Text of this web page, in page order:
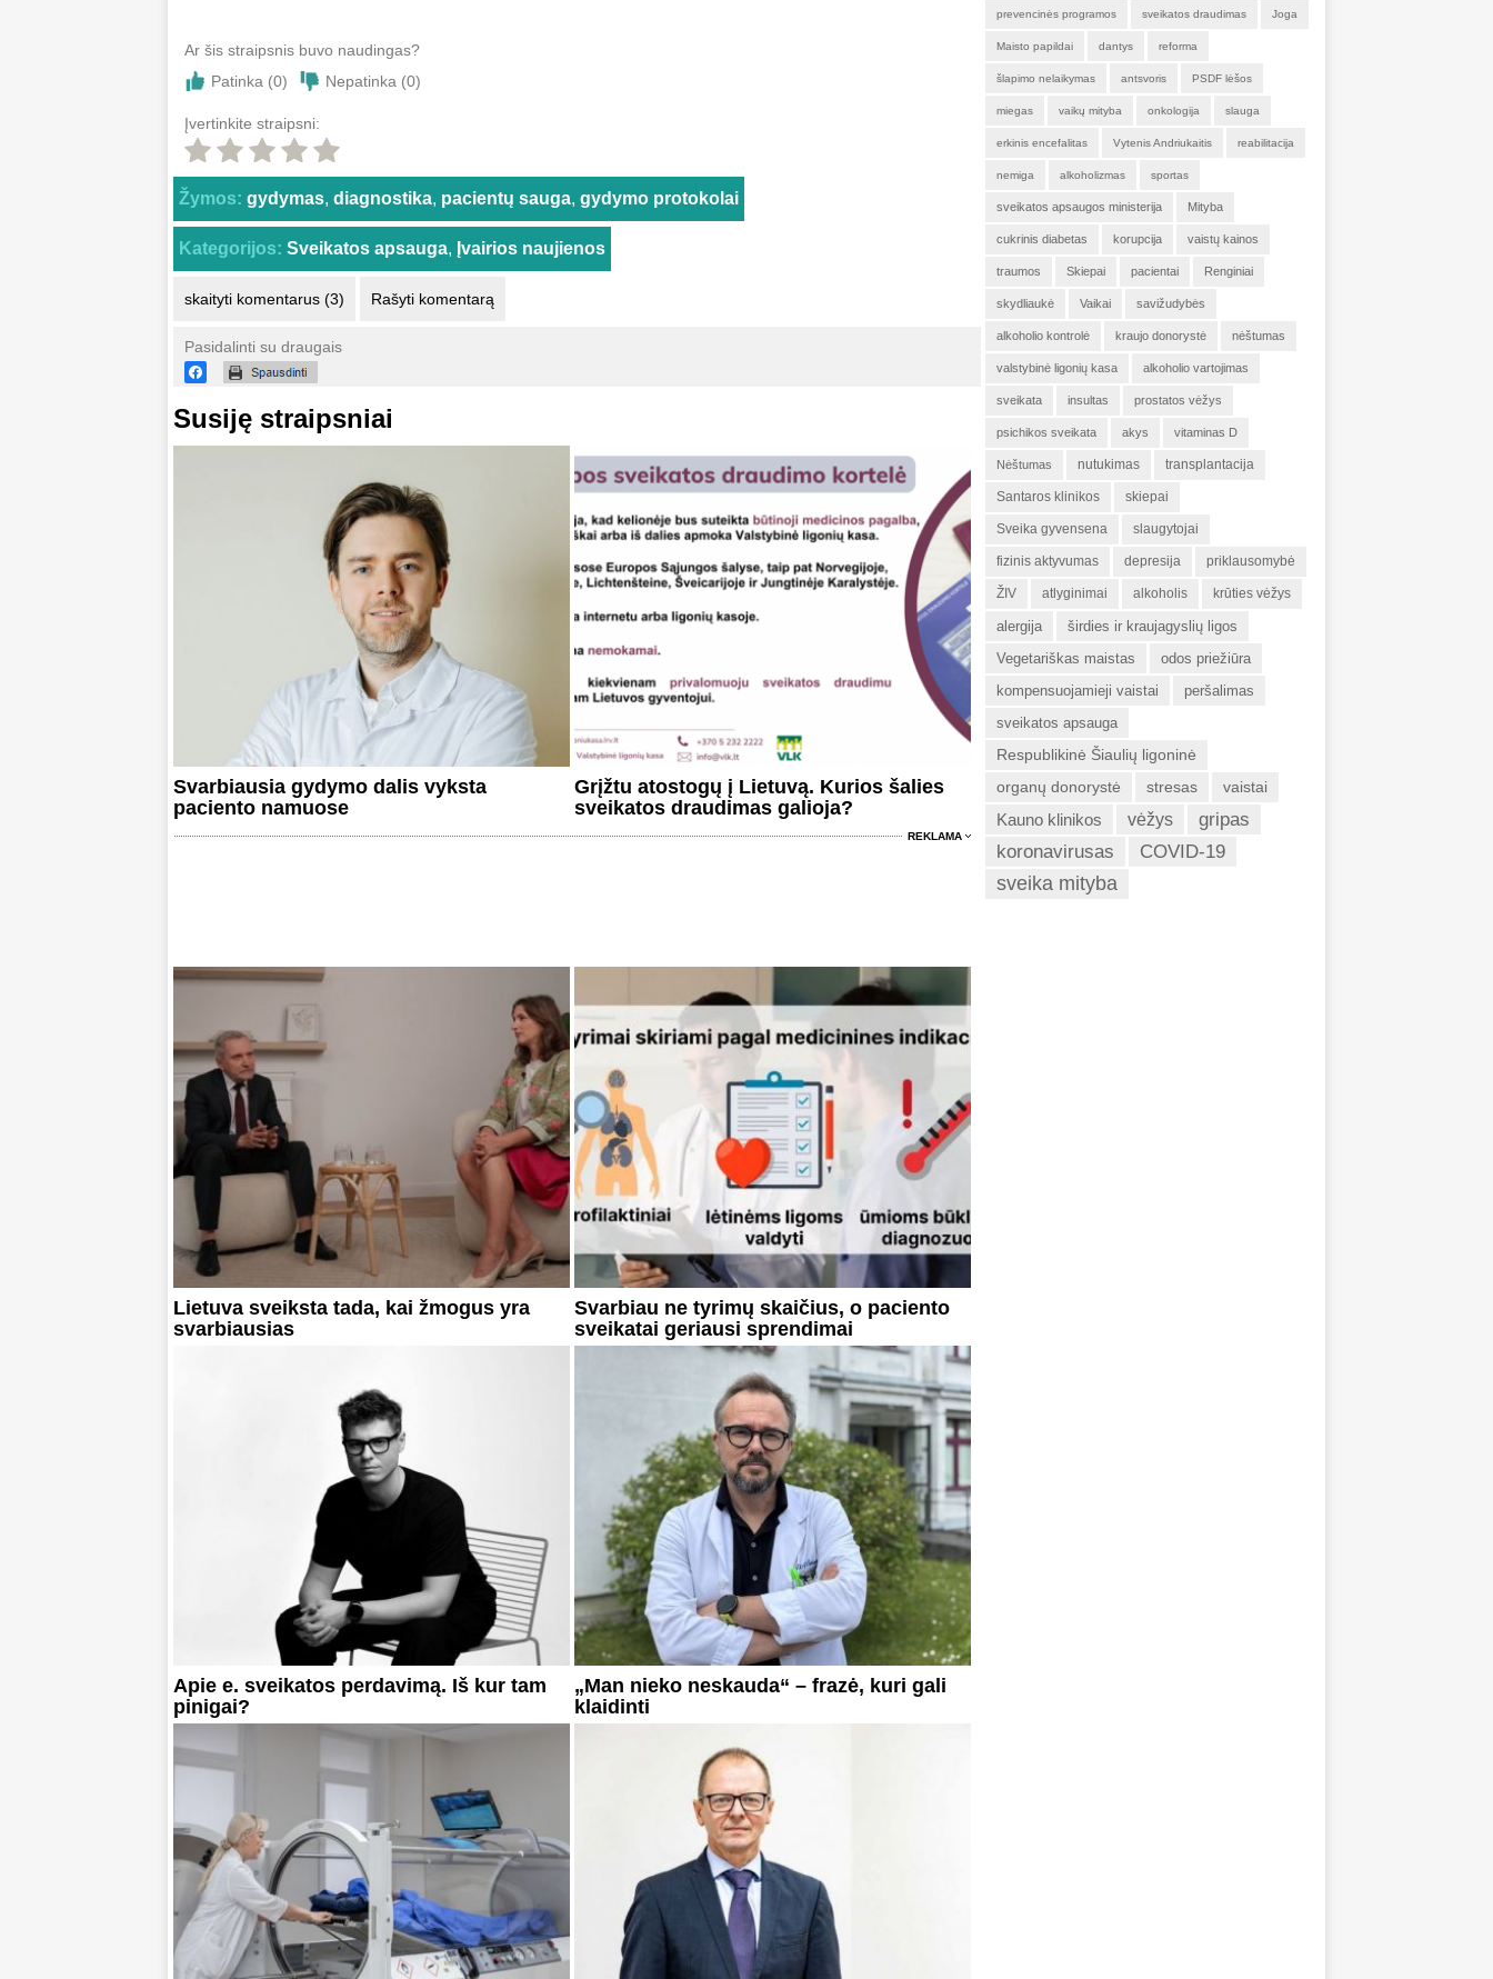
Ar šis straipsnis buvo naudingas?
Patinka (0) Nepatinka (0)
Įvertinkite straipsni:
Žymos: gydymas, diagnostika, pacientų sauga, gydymo protokolai
Kategorijos: Sveikatos apsauga, Įvairios naujienos
skaityti komentarus (3) Rašyti komentarą
Pasidalinti su draugais
Susiję straipsniai
Svarbiausia gydymo dalis vyksta
paciento namuose
Grįžtu atostogų į Lietuvą. Kurios šalies
sveikatos draudimas galioja?
REKLAMA
Lietuva sveiksta tada, kai žmogus yra
svarbiausias
Svarbiau ne tyrimų skaičius, o paciento
sveikatai geriausi sprendimai
Apie e. sveikatos perdavimą. Iš kur tam
pinigai?
„Man nieko neskauda“ – frazė, kuri gali
klaidinti
prevencinės programos sveikatos draudimas Joga
Maisto papildai dantys reforma
šlapimo nelaikymas antsvoris PSDF lėšos
miegas vaikų mityba onkologija slauga
erkinis encefalitas Vytenis Andriukaitis reabilitacija
nemiga alkoholizmas sportas
sveikatos apsaugos ministerija Mityba
cukrinis diabetas korupcija vaistų kainos
traumos Skiepai pacientai Renginiai
skydliaukė Vaikai savižudybės
alkoholio kontrolė kraujo donorystė nėštumas
valstybinė ligonių kasa alkoholio vartojimas
sveikata insultas prostatos vėžys
psichikos sveikata akys vitaminas D
Nėštumas nutukimas transplantacija
Santaros klinikos skiepai
Sveika gyvensena slaugytojai
fizinis aktyvumas depresija priklausomybė
ŽIV atlyginimai alkoholis krūties vėžys
alergija
širdies ir kraujagyslių ligos
Vegetariškas maistas
odos priežiūra
kompensuojamieji vaistai
peršalimas
sveikatos apsauga
Respublikinė Šiaulių ligoninė
organų donorystė
stresas vaistai
Kauno klinikos vėžys
gripas
koronavirusas
COVID-19
sveika mityba